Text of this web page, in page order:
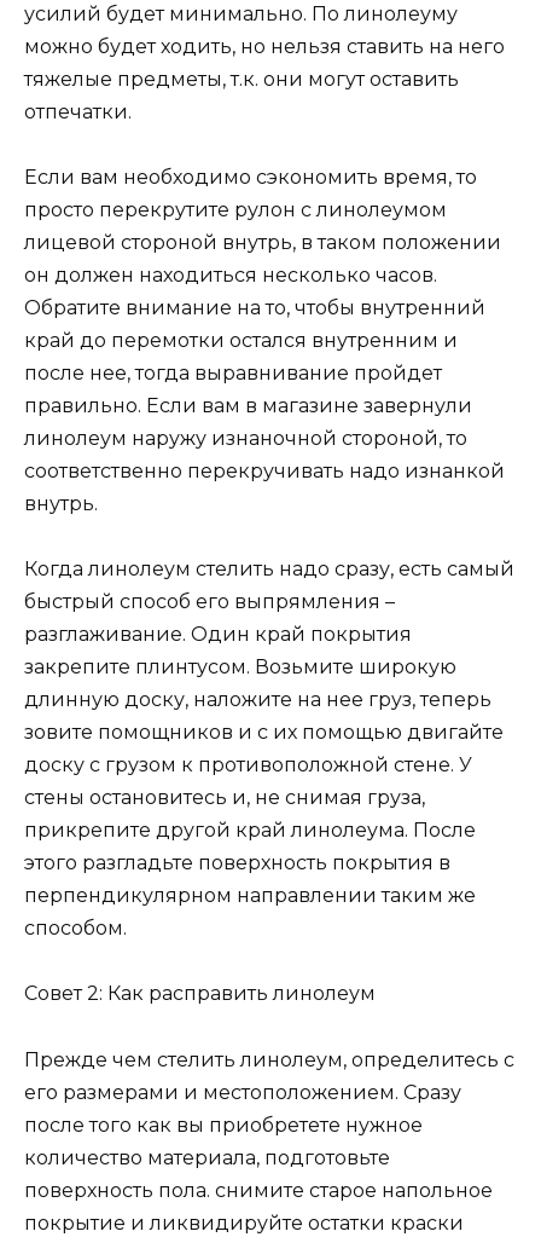
усилий будет минимально. По линолеуму
можно будет ходить, но нельзя ставить на него
тяжелые предметы, т.к. они могут оставить
отпечатки.
Если вам необходимо сэкономить время, то
просто перекрутите рулон с линолеумом
лицевой стороной внутрь, в таком положении
он должен находиться несколько часов.
Обратите внимание на то, чтобы внутренний
край до перемотки остался внутренним и
после нее, тогда выравнивание пройдет
правильно. Если вам в магазине завернули
линолеум наружу изнаночной стороной, то
соответственно перекручивать надо изнанкой
внутрь.
Когда линолеум стелить надо сразу, есть самый
быстрый способ его выпрямления –
разглаживание. Один край покрытия
закрепите плинтусом. Возьмите широкую
длинную доску, наложите на нее груз, теперь
зовите помощников и с их помощью двигайте
доску с грузом к противоположной стене. У
стены остановитесь и, не снимая груза,
прикрепите другой край линолеума. После
этого разгладьте поверхность покрытия в
перпендикулярном направлении таким же
способом.
Совет 2: Как расправить линолеум
Прежде чем стелить линолеум, определитесь с
его размерами и местоположением. Сразу
после того как вы приобретете нужное
количество материала, подготовьте
поверхность пола. снимите старое напольное
покрытие и ликвидируйте остатки краски